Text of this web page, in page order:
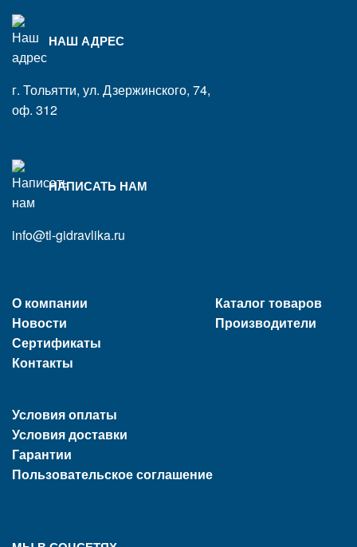
НАШ АДРЕС
г. Тольятти, ул. Дзержинского, 74,
оф. 312
НАПИСАТЬ НАМ
info@tl-gidravlika.ru
О компании
Новости
Сертификаты
Контакты
Условия оплаты
Условия доставки
Гарантии
Пользовательское соглашение
Каталог товаров
Производители